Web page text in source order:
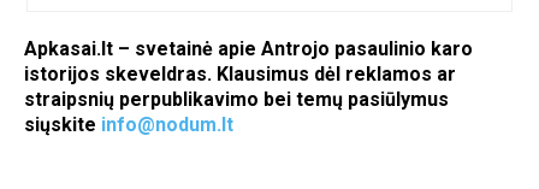
Apkasai.lt – svetainė apie Antrojo pasaulinio karo
istorijos skeveldras. Klausimus dėl reklamos ar
straipsnių perpublikavimo bei temų pasiūlymus
siųskite info@nodum.lt